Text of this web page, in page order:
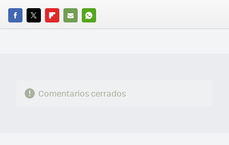
FACEBOOK
TWITTERFLIPBOARD
E-
WHATSAPP
Comentarios cerrados